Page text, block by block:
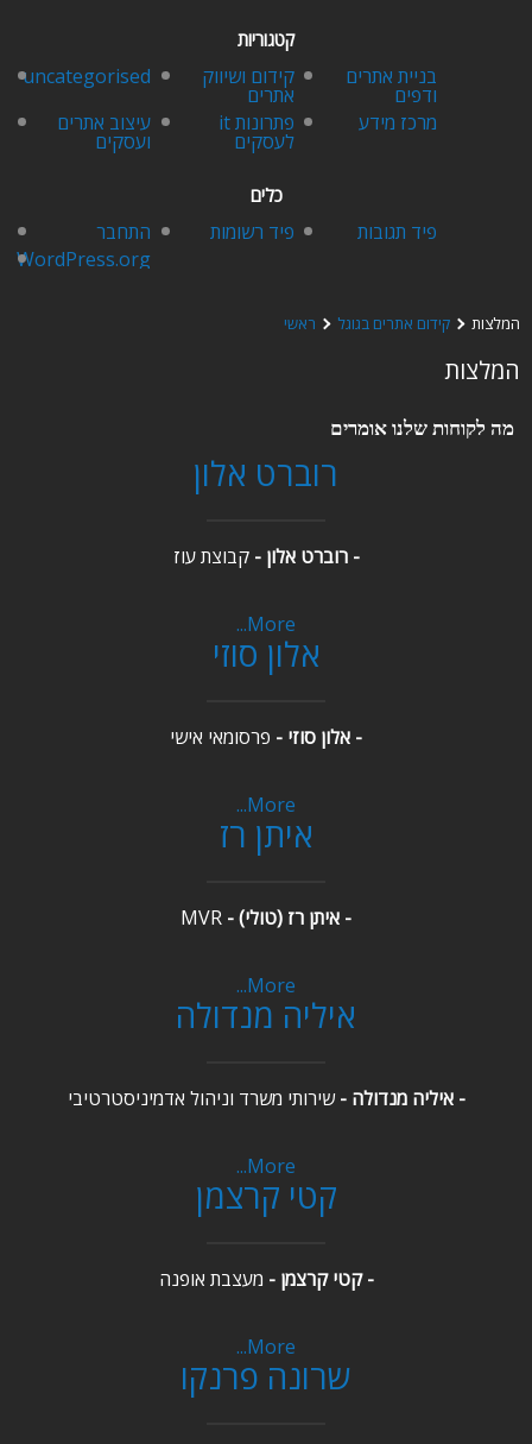
קטגוריות
uncategorised קידום ושיווק
אתרים
בניית אתרים
ודפים
עיצוב אתרים
ועסקים
פתרונות it
לעסקים
מרכז מידע
כלים
התחבר פיד רשומות
פיד תגובות
WordPress.org
ראשי קידום אתרים בגוגל המלצות
המלצות
מה לקוחות שלנו אומרים
רוברט אלון
- רוברט אלון - קבוצת עוז
More...
אלון סוזי
- אלון סוזי - פרסומאי אישי
More...
איתן רז
- איתן רז (טולי) -
More...
איליה מנדולה
- איליה מנדולה -שירותי משרד וניהול אדמיניסטרטיבי
More...
קטי קרצמן
- קטי קרצמן - מעצבת אופנה
More...
שרונה פרנקו